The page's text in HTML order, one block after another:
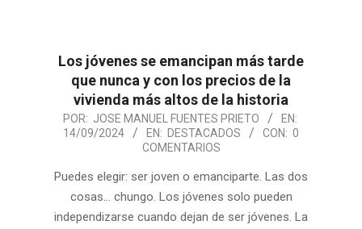
Los jóvenes se emancipan más tarde
que nunca y con los precios de la
vivienda más altos de la historia
2024-POR: JOSE MANUEL FUENTES PRIETO
EN:
14/09/2024
EN: DESTACADOS CON: 0
COMENTARIOS
Puedes elegir: ser joven o emanciparte. Las dos
cosas… chungo. Los jóvenes solo pueden
independizarse cuando dejan de ser jóvenes. La